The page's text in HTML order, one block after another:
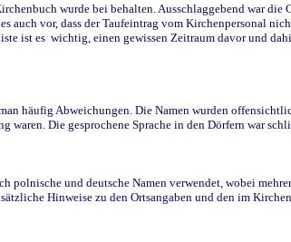
wurde bei behalten. Ausschlaggebend war
auch vor, dass der Taufeintrag vom Kirchenpersonal
ist es wichtig, einen gewissen Zeitraum davor und
häufig Abweichungen. Die Namen wurden
waren. Die gesprochene Sprache in den Dörfern war
polnische und deutsche Namen verwendet, wobei
Hinweise zu den Ortsangaben und den im